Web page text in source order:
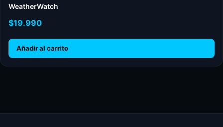
WeatherWatch
$19.990
Añadir al carrito